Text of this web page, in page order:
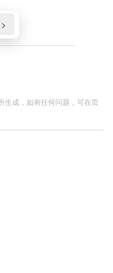
>
生成，如有任何问题，可在页